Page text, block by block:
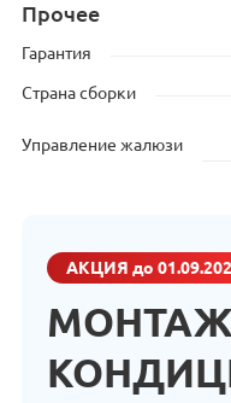
Прочее
Гарантия
Страна сборки
Управление жалюзи
АКЦИЯ до
МОНТАЖ